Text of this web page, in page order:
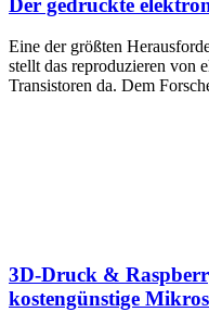
Eine der größten
stellt das reproduzieren von
Transistoren da. Dem
3D-Druck &
kostengünstige